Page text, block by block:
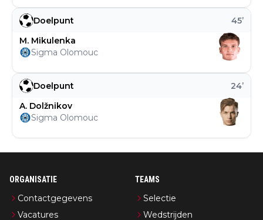
Doelpunt 24’
A. Dolžnikov
Sigma Olomouc
Doelpunt 45’
M. Mikulenka
Sigma Olomouc
ORGANISATIE
Contactgegevens
Vacatures
TEAMS
Selectie
Wedstrijden